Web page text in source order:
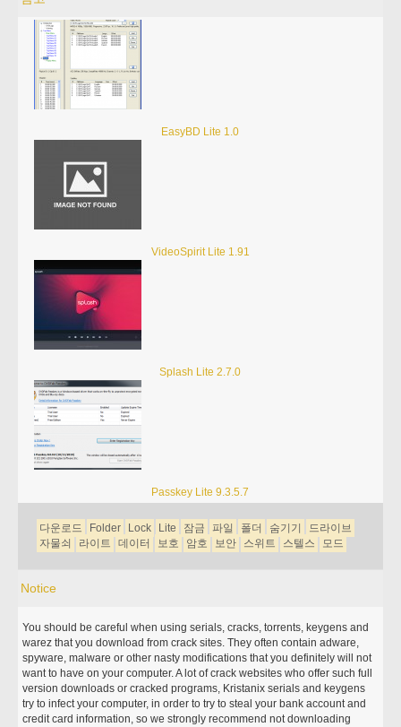
EasyBD Lite 1.0
VideoSpirit Lite 1.91
Splash Lite 2.7.0
Passkey Lite 9.3.5.7
다운로드 Folder Lock Lite 잠금 파일 폴더 숨기기
드라이브
자물쇠
라이트 데이터 보호 암호 보안 스위트 스텔스 모드
Notice
You should be careful when using serials, cracks, torrents, keygens and
warez that you download from crack sites. They often contain adware,
spyware, malware or other nasty modifications that you definitely will not
want to have on your computer. A lot of crack websites who offer such full
version downloads or cracked programs, Kristanix serials and keygens
try to infect your computer, in order to try to steal your bank account and
credit card information, so we strongly recommend not downloading